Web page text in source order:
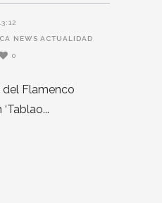
NEWS ACTUALIDAD
0
Flamenco